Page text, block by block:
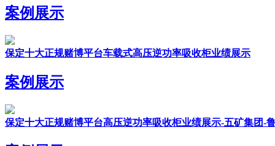
案例展示
保定十大正规赌博平台车载式高压逆功率吸收柜业绩展示
案例展示
保定十大正规赌博平台高压逆功率吸收柜业绩展示-五矿集团-